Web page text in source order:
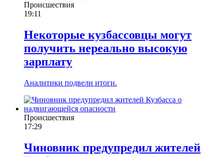
Происшествия
19:11
Некоторые кузбассовцы могут
получить нереально высокую
зарплату
Аналитики подвели итоги.
Происшествия
17:29
Чиновник предупредил жителей